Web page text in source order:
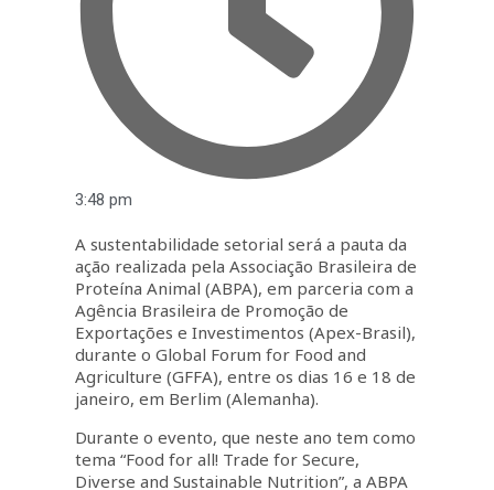
3:48 pm
A sustentabilidade setorial será a pauta da
ação realizada pela Associação Brasileira de
Proteína Animal (ABPA), em parceria com a
Agência Brasileira de Promoção de
Exportações e Investimentos (Apex-Brasil),
durante o Global Forum for Food and
Agriculture (GFFA), entre os dias 16 e 18 de
janeiro, em Berlim (Alemanha).
Durante o evento, que neste ano tem como
tema “Food for all! Trade for Secure,
Diverse and Sustainable Nutrition”, a ABPA